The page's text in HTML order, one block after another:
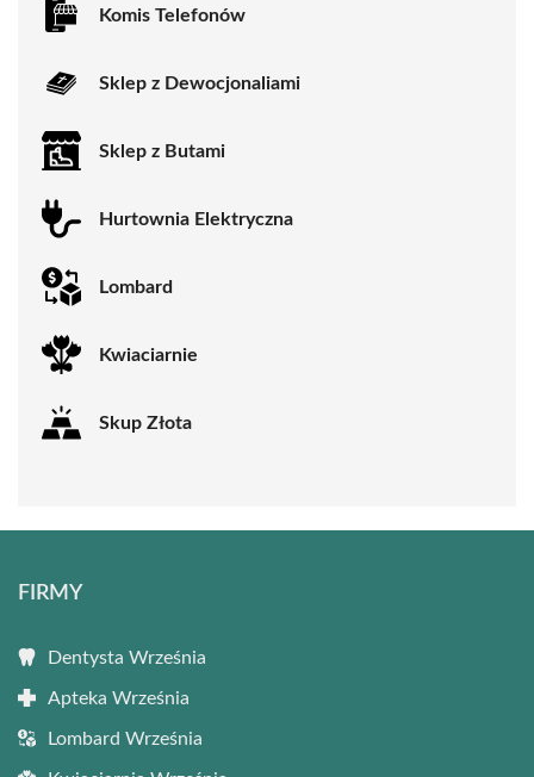
Komis Telefonów
Sklep z Dewocjonaliami
Sklep z Butami
Hurtownia Elektryczna
Lombard
Kwiaciarnie
Skup Złota
FIRMY
Dentysta Września
Apteka Września
Lombard Września